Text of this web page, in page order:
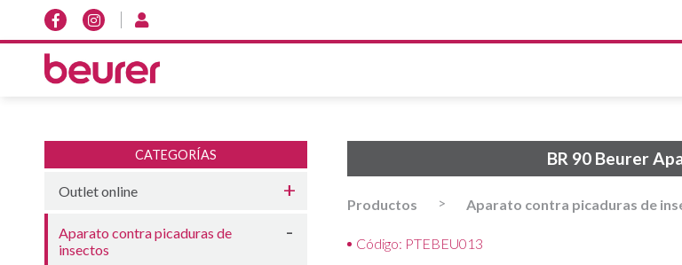
CATEGORÍAS
Outlet online
Aparato contra picaduras de
insectos
BR 90 Beurer
Productos > Aparato contra picaduras de
Código: PTEBEU013